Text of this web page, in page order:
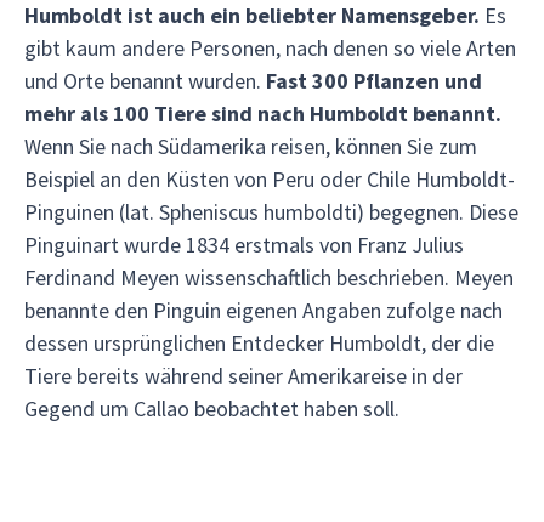
Humboldt ist auch ein beliebter Namensgeber. Es
gibt kaum andere Personen, nach denen so viele Arten
und Orte benannt wurden. Fast 300 Pflanzen und
mehr als 100 Tiere sind nach Humboldt benannt.
Wenn Sie nach Südamerika reisen, können Sie zum
Beispiel an den Küsten von Peru oder Chile Humboldt-
Pinguinen (lat. Spheniscus humboldti) begegnen. Diese
Pinguinart wurde 1834 erstmals von Franz Julius
Ferdinand Meyen wissenschaftlich beschrieben. Meyen
benannte den Pinguin eigenen Angaben zufolge nach
dessen ursprünglichen Entdecker Humboldt, der die
Tiere bereits während seiner Amerikareise in der
Gegend um Callao beobachtet haben soll.